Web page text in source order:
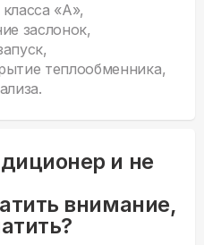
«А»,
заслонок,
теплообменника,
и не
внимание,